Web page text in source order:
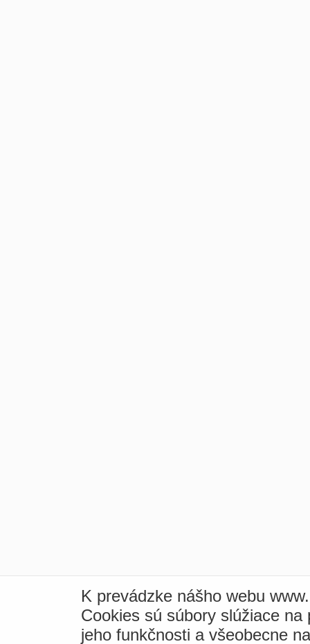
K prevádzke nášho webu
Cookies sú súbory slúžiace
jeho funkčnosti a všeobecne